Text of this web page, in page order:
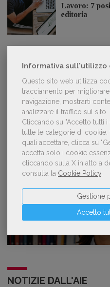
Informativa sull'utilizzo
Questo sito web utilizza
tracciamento per
navigazione, mostrarti
analizzare il traffico sul sito.
Cliccando su "Accetto tutti i
tutte le categorie di cookie.
quali accettare, clicca su
accetta solo i cookie
cliccando sulla X in alto a
consulta la Cookie Policy
Accetto
Gestione
Lavoro: 7
editoria
LE PIÙ LETTE
Forse è il momento di
sull’intelligenza
Kobo ha rifiutato il
sospetto utilizzo dell’IA
«La voce umana? Ha
impareggiabile».
NOTIZIE DALL'AIE